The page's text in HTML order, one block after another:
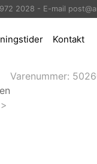
2028 - E-mail
Kontakt
>
Varenummer: